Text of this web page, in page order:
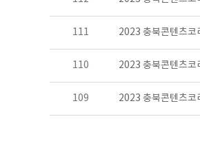
111 2023 충북콘텐츠코
110 2023 충북콘텐츠코
109 2023 충북콘텐츠코